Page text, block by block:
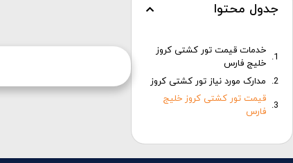
جدول محتوا
خدمات قیمت تور کشتی کروز
خلیج فارس
مدارک مورد نیاز تور کشتی کروز
قیمت تور کشتی کروز خلیج
فارس